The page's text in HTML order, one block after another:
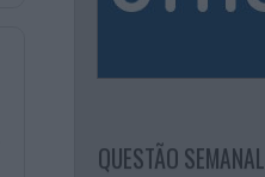
QUESTÃO SEMANAL